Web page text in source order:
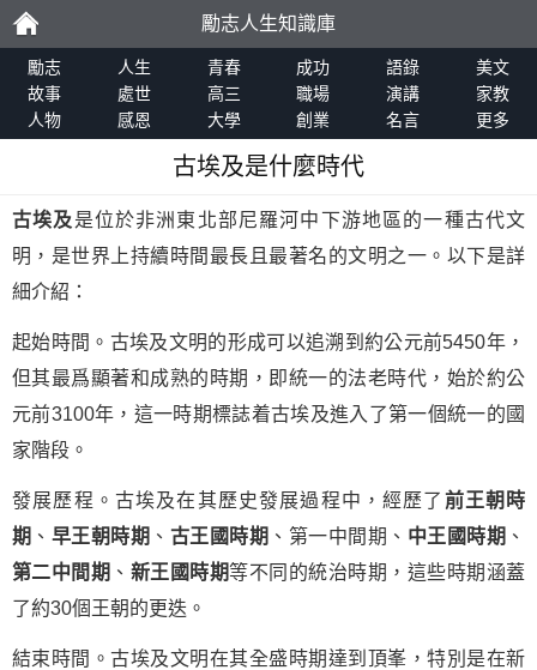
勵
志
勵志人生知識庫
勵志 人生 青春 成功 語錄
美文
故事
處世 高三 職場 演講
家教
人物
感恩 大學 創業 名言 更多
古埃及是什麼時代
古埃及是位於非洲東北部尼羅河中下游地區的一種古代文
明，是世界上持續時間最長且最著名的文明之一。以下是詳
細介紹：
起始時間。古埃及文明的形成可以追溯到約公元前5450年，
但其最爲顯著和成熟的時期，即統一的法老時代，始於約公
元前3100年，這一時期標誌着古埃及進入了第一個統一的國
家階段。
發展歷程。古埃及在其歷史發展過程中，經歷了 前王朝時
期 、 早王朝時期 、 古王國時期 、第一中間期、 中王國時期 、
第二中間期 、 新王國時期等不同的統治時期，這些時期涵蓋
了約30個王朝的更迭。
結束時間。古埃及文明在其全盛時期達到頂峯，特別是在新